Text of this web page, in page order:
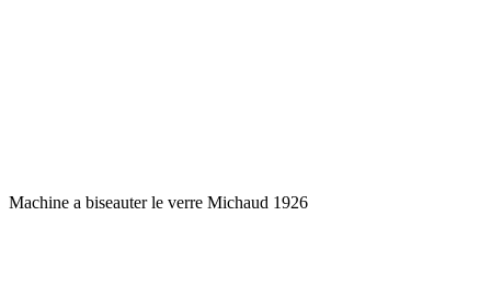
Machine a biseauter le verre Michaud 1926